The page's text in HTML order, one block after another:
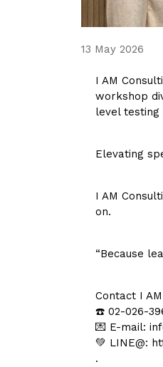
13 May 2026
I AM
workshop
level testing
Elevating
I AM
on.
“Because
Contact I
☎️ 02-026-
💌 E-mail:
💚 LINE@:
.